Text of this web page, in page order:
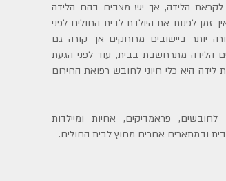
לקראת הלידה, אך יש מצבים בהם הלידה
זמן לפנות את היולדת לבית החולים לפני
יותר ביישובים מרוחקים אך קורה גם
הלידה מתרחשבת בבית, עוד לפני הגעת
היא כלי חיוני לחובש רפואת החירום
פראמדיקים, אחיות ומיילדות
ובמתארים אחרים מחוץ לבית החולים.